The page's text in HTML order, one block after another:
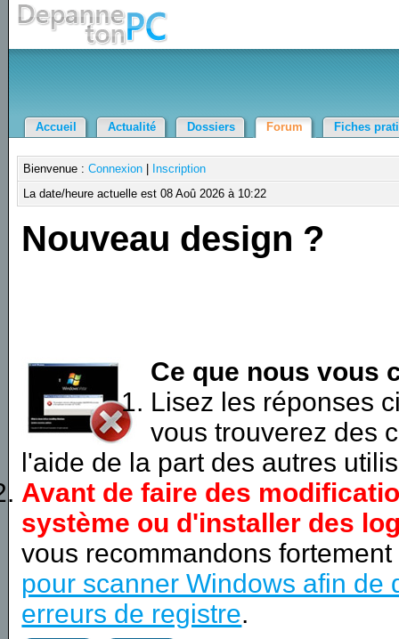
Accueil Actualité Dossiers Forum Fiches
Bienvenue :Connexion
Inscription
La date/heure actuelle est 08 Aoû 2026 à 10:22
Nouveau design ?
Ce que nous vous
Lisez les réponses
vous trouverez des
l'aide de la part des autres
Avant de faire des
système ou d'installer des
vous recommandons
pour scanner Windows afin de
erreurs de registre.